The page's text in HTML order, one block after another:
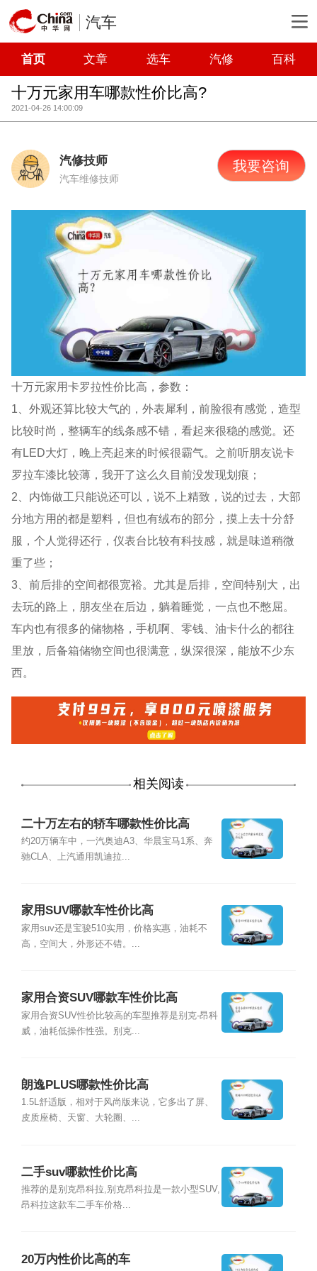
汽车
首页 文章 选车 汽修 百科
十万元家用车哪款性价比高?
2021-04-26 14:00:09
汽修技师
汽车维修技师
我要咨询
十万元家用卡罗拉性价比高，参数：
1、外观还算比较大气的，外表犀利，前脸很有感觉，造型
比较时尚，整辆车的线条感不错，看起来很稳的感觉。还
有LED大灯，晚上亮起来的时候很霸气。之前听朋友说卡
罗拉车漆比较薄，我开了这么久目前没发现划痕；
2、内饰做工只能说还可以，说不上精致，说的过去，大部
分地方用的都是塑料，但也有绒布的部分，摸上去十分舒
服，个人觉得还行，仪表台比较有科技感，就是味道稍微
重了些；
3、前后排的空间都很宽裕。尤其是后排，空间特别大，出
去玩的路上，朋友坐在后边，躺着睡觉，一点也不憋屈。
车内也有很多的储物格，手机啊、零钱、油卡什么的都往
里放，后备箱储物空间也很满意，纵深很深，能放不少东
西。
相关阅读
二十万左右的轿车哪款性价比高
约20万辆车中，一汽奥迪A3、华晨宝马1系、奔
驰CLA、上汽通用凯迪拉...
家用SUV哪款车性价比高
家用suv还是宝骏510实用，价格实惠，油耗不
高，空间大，外形还不错。...
家用合资SUV哪款车性价比高
家用合资SUV性价比较高的车型推荐是别克-昂科
威，油耗低操作性强。别克...
朗逸PLUS哪款性价比高
1.5L舒适版，相对于风尚版来说，它多出了屏、
皮质座椅、天窗、大轮圈、...
二手suv哪款性价比高
推荐的是别克昂科拉,别克昂科拉是一款小型SUV,
昂科拉这款车二手车价格...
20万内性价比高的车